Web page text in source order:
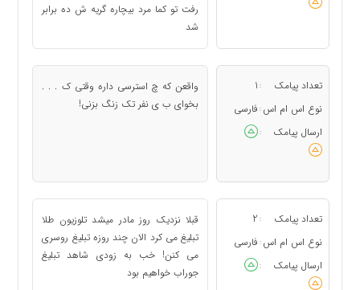
رفت تو کما مرد بیچاره گریه ش ده برابر
شد
تعداد پیامک :
1
نوع اس ام اس : فارسی
ارسال پیامک
:
واقعن که چ استرسی داره وقتی ک . . .
بخوای ب ی نفر تک زنگ بزنی!
تعداد پیامک :
2
نوع اس ام اس : فارسی
ارسال پیامک
:
قبلا نزدیک روز مادر میشد تلوزیون طلا
تبلیغ می کرد الان چند روزه تبلیغ روسری
می کنن! خب به زودی شاهد تبلیغ
جوراب خواهیم بود